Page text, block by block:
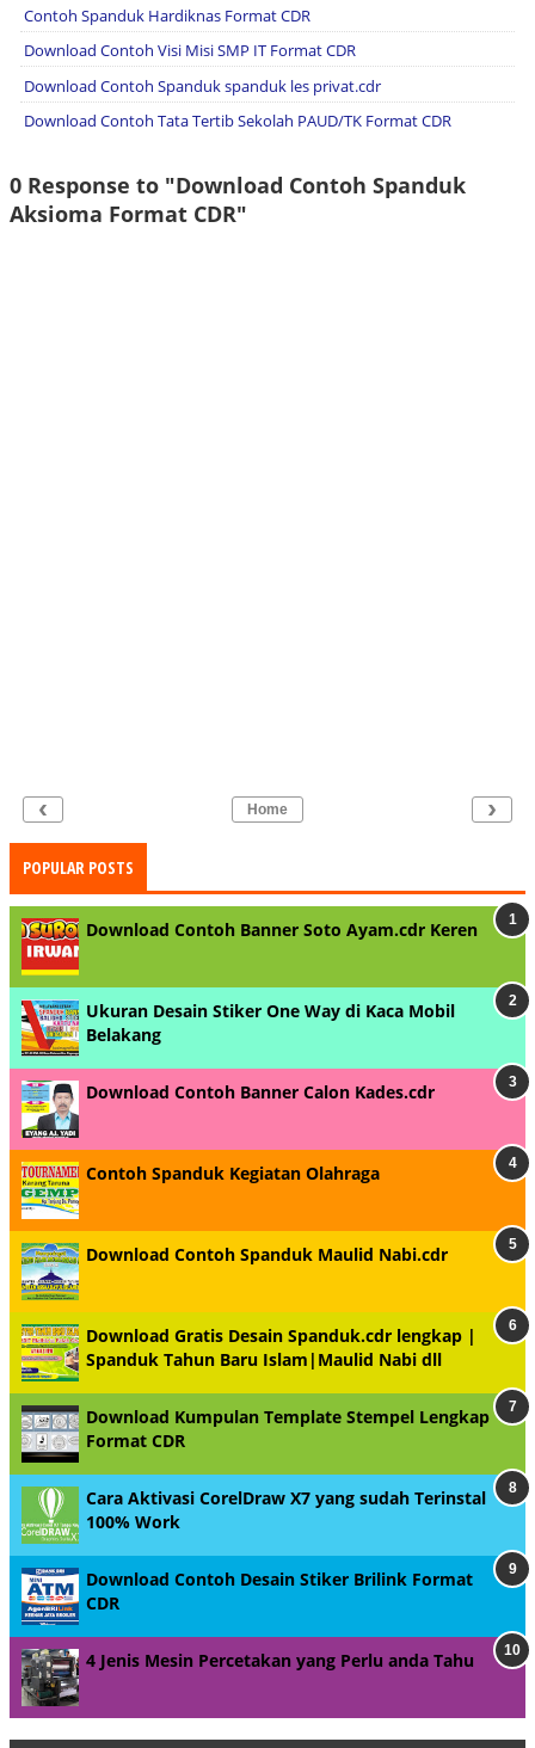
Contoh Spanduk Hardiknas Format CDR
Download Contoh Visi Misi SMP IT Format CDR
Download Contoh Spanduk spanduk les privat.cdr
Download Contoh Tata Tertib Sekolah PAUD/TK Format CDR
0 Response to "Download Contoh Spanduk
Aksioma Format CDR"
‹ ›
Home
POPULAR POSTS
Download Contoh Banner Soto Ayam.cdr Keren
Ukuran Desain Stiker One Way di Kaca Mobil
Belakang
Download Contoh Banner Calon Kades.cdr
Contoh Spanduk Kegiatan Olahraga
Download Contoh Spanduk Maulid Nabi.cdr
Download Gratis Desain Spanduk.cdr lengkap |
Spanduk Tahun Baru Islam|Maulid Nabi dll
Download Kumpulan Template Stempel Lengkap
Format CDR
Cara Aktivasi CorelDraw X7 yang sudah Terinstal
100% Work
Download Contoh Desain Stiker Brilink Format
CDR
4 Jenis Mesin Percetakan yang Perlu anda Tahu